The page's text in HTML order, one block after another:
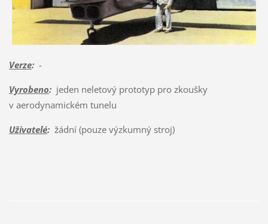
Verze:-
Vyrobeno:jeden neletový prototyp pro zkoušky
v aerodynamickém tunelu
Uživatelé:žádní (pouze výzkumný stroj)